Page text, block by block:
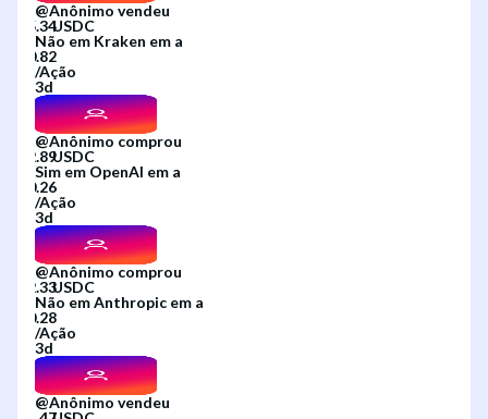
@Anônimo vendeu
Não em Kraken em a
/Ação
3d
@Anônimo comprou
Sim em OpenAI em a
/Ação
3d
@Anônimo comprou
Não emAnthropic em a
/Ação
3d
@Anônimo vendeu